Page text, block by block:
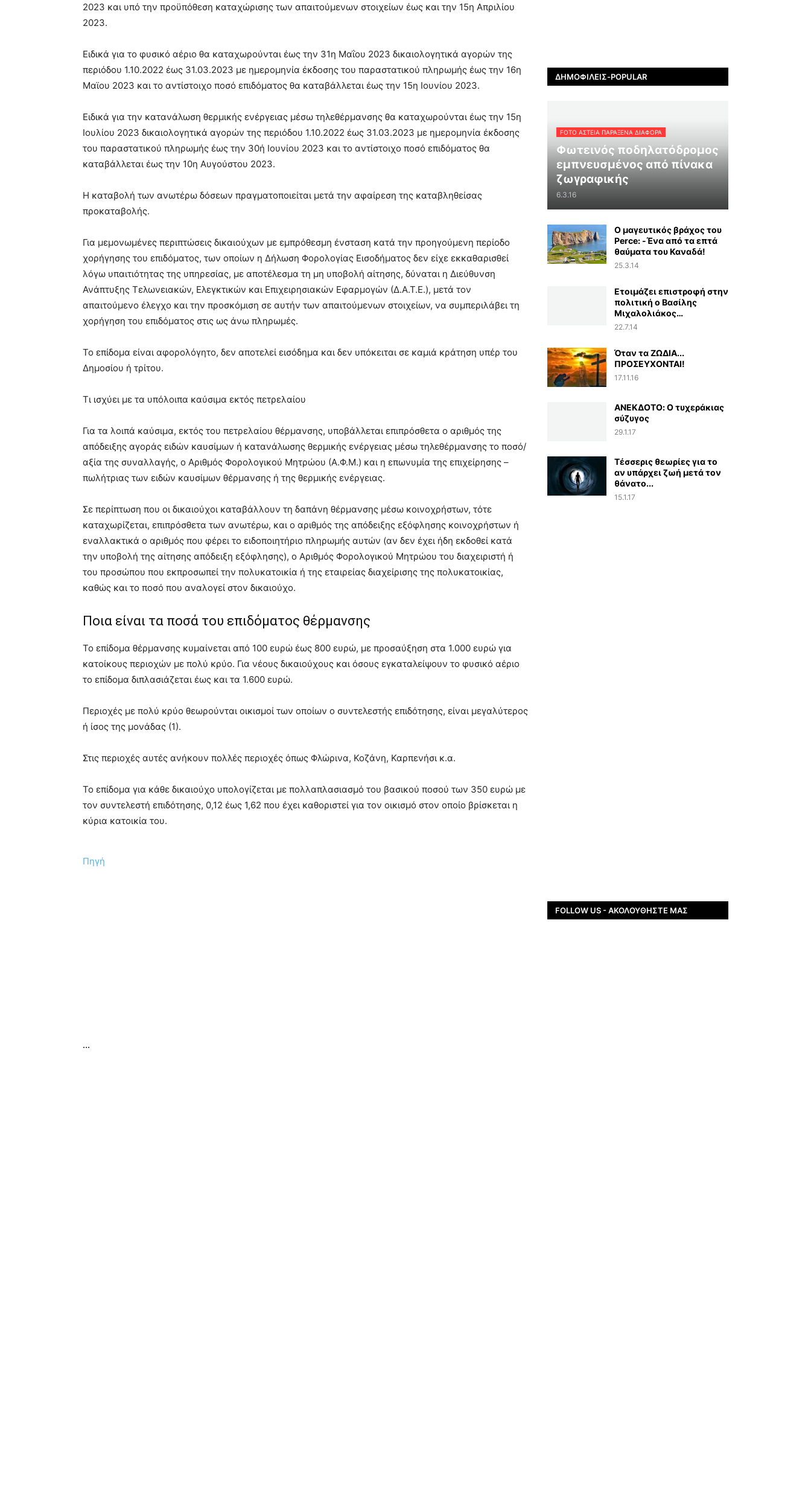
2023 και υπό την προϋπόθεση καταχώρισης των απαιτούμενων στοιχείων έως και την 15η Απριλίου
2023.
Ειδικά για το φυσικό αέριο θα καταχωρούνται έως την 31η Μαΐου 2023 δικαιολογητικά αγορών της
περιόδου 1.10.2022 έως 31.03.2023 με ημερομηνία έκδοσης του παραστατικού πληρωμής έως την 16η
Μαϊου 2023 και το αντίστοιχο ποσό επιδόματος θα καταβάλλεται έως την 15η Ιουνίου 2023.
Ειδικά για την κατανάλωση θερμικής ενέργειας μέσω τηλεθέρμανσης θα καταχωρούνται έως την 15η
Ιουλίου 2023 δικαιολογητικά αγορών της περιόδου 1.10.2022 έως 31.03.2023 με ημερομηνία έκδοσης
του παραστατικού πληρωμής έως την 30ή Ιουνίου 2023 και το αντίστοιχο ποσό επιδόματος θα
καταβάλλεται έως την 10η Αυγούστου 2023.
Η καταβολή των ανωτέρω δόσεων πραγματοποιείται μετά την αφαίρεση της καταβληθείσας
προκαταβολής.
Για μεμονωμένες περιπτώσεις δικαιούχων με εμπρόθεσμη ένσταση κατά την προηγούμενη περίοδο
χορήγησης του επιδόματος, των οποίων η Δήλωση Φορολογίας Εισοδήματος δεν είχε εκκαθαρισθεί
λόγω υπαιτιότητας της υπηρεσίας, με αποτέλεσμα τη μη υποβολή αίτησης, δύναται η Διεύθυνση
Ανάπτυξης Τελωνειακών, Ελεγκτικών και Επιχειρησιακών Εφαρμογών (Δ.Α.Τ.Ε.), μετά τον
απαιτούμενο έλεγχο και την προσκόμιση σε αυτήν των απαιτούμενων στοιχείων, να συμπεριλάβει τη
χορήγηση του επιδόματος στις ως άνω πληρωμές.
Το επίδομα είναι αφορολόγητο, δεν αποτελεί εισόδημα και δεν υπόκειται σε καμιά κράτηση υπέρ του
Δημοσίου ή τρίτου.
Τι ισχύει με τα υπόλοιπα καύσιμα εκτός πετρελαίου
Για τα λοιπά καύσιμα, εκτός του πετρελαίου θέρμανσης, υποβάλλεται επιπρόσθετα ο αριθμός της
απόδειξης αγοράς ειδών καυσίμων ή κατανάλωσης θερμικής ενέργειας μέσω τηλεθέρμανσης το ποσό/
αξία της συναλλαγής, ο Αριθμός Φορολογικού Μητρώου (Α.Φ.Μ.) και η επωνυμία της επιχείρησης –
πωλήτριας των ειδών καυσίμων θέρμανσης ή της θερμικής ενέργειας.
Σε περίπτωση που οι δικαιούχοι καταβάλλουν τη δαπάνη θέρμανσης μέσω κοινοχρήστων, τότε
καταχωρίζεται, επιπρόσθετα των ανωτέρω, και ο αριθμός της απόδειξης εξόφλησης κοινοχρήστων ή
εναλλακτικά ο αριθμός που φέρει το ειδοποιητήριο πληρωμής αυτών (αν δεν έχει ήδη εκδοθεί κατά
την υποβολή της αίτησης απόδειξη εξόφλησης), ο Αριθμός Φορολογικού Μητρώου του διαχειριστή ή
του προσώπου που εκπροσωπεί την πολυκατοικία ή της εταιρείας διαχείρισης της πολυκατοικίας,
καθώς και το ποσό που αναλογεί στον δικαιούχο.
Ποια είναι τα ποσά του επιδόματος θέρμανσης
Το επίδομα θέρμανσης κυμαίνεται από 100 ευρώ έως 800 ευρώ, με προσαύξηση στα 1.000 ευρώ για
κατοίκους περιοχών με πολύ κρύο. Για νέους δικαιούχους και όσους εγκαταλείψουν το φυσικό αέριο
το επίδομα διπλασιάζεται έως και τα 1.600 ευρώ.
Περιοχές με πολύ κρύο θεωρούνται οικισμοί των οποίων ο συντελεστής επιδότησης, είναι μεγαλύτερος
ή ίσος της μονάδας (1).
Στις περιοχές αυτές ανήκουν πολλές περιοχές όπως Φλώρινα, Κοζάνη, Καρπενήσι κ.α.
Το επίδομα για κάθε δικαιούχο υπολογίζεται με πολλαπλασιασμό του βασικού ποσού των 350 ευρώ με
τον συντελεστή επιδότησης, 0,12 έως 1,62 που έχει καθοριστεί για τον οικισμό στον οποίο βρίσκεται η
κύρια κατοικία του.
Πηγή
...
ΔΗΜΟΦΙΛΕΊΣ-POPULAR
FOTO ΑΣΤΕΙΑ ΠΑΡΑΞΕΝΑ ΔΙΑΦΟΡΑ
Φωτεινός ποδηλατόδρομος
εμπνευσμένος από πίνακα
ζωγραφικής
6.3.16
Ο μαγευτικός βράχος του
Perce: -Ένα από τα επτά
θαύματα του Καναδά!
25.3.14
Ετοιμάζει επιστροφή στην
πολιτική ο Βασίλης
Μιχαλολιάκος…
22.7.14
Όταν τα ΖΩΔΙΑ...
ΠΡΟΣΕΥΧΟΝΤΑΙ!
17.11.16
ΑΝΕΚΔΟΤΟ: Ο τυχεράκιας
σύζυγος
29.1.17
Τέσσερις θεωρίες για το
αν υπάρχει ζωή μετά τον
θάνατο...
15.1.17
FOLLOW US - ΑΚΟΛΟΥΘΉΣΤΕ ΜΑΣ